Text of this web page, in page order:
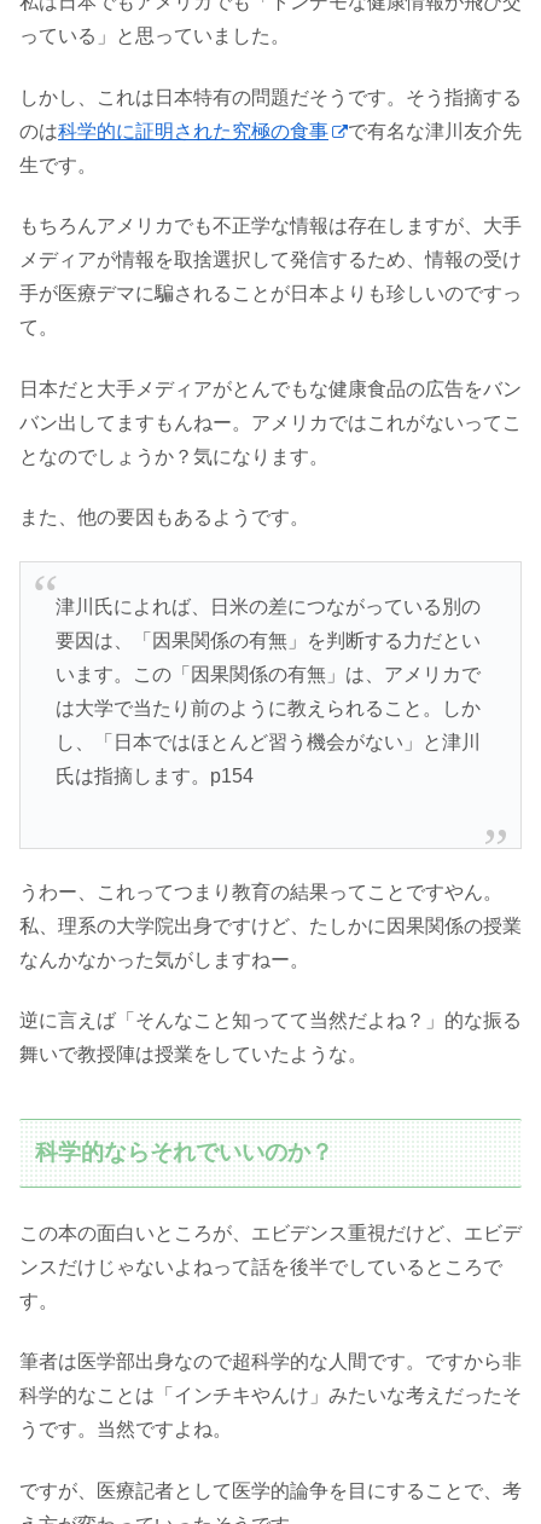
っている」と思っていました。
しかし、これは日本特有の問題だそうです。そう指摘する
のは科学的に証明された究極の食事
で有名な津川友介先
生です。
もちろんアメリカでも不正学な情報は存在しますが、大手
メディアが情報を取捨選択して発信するため、情報の受け
手が医療デマに騙されることが日本よりも珍しいのですっ
て。
日本だと大手メディアがとんでもな健康食品の広告をバン
バン出してますもんねー。アメリカではこれがないってこ
となのでしょうか？気になります。
また、他の要因もあるようです。
津川氏によれば、日米の差につながっている別の
要因は、「因果関係の有無」を判断する力だとい
います。この「因果関係の有無」は、アメリカで
は大学で当たり前のように教えられること。しか
し、「日本ではほとんど習う機会がない」と津川
氏は指摘します。p154
うわー、これってつまり教育の結果ってことですやん。
私、理系の大学院出身ですけど、たしかに因果関係の授業
なんかなかった気がしますねー。
逆に言えば「そんなこと知ってて当然だよね？」的な振る
舞いで教授陣は授業をしていたような。
科学的ならそれでいいのか？
この本の面白いところが、エビデンス重視だけど、エビデ
ンスだけじゃないよねって話を後半でしているところで
す。
筆者は医学部出身なので超科学的な人間です。ですから非
科学的なことは「インチキやんけ」みたいな考えだったそ
うです。当然ですよね。
ですが、医療記者として医学的論争を目にすることで、考